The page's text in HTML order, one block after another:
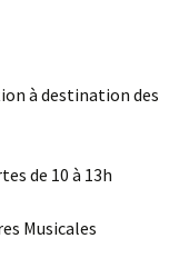
à destination des
de 10 à 13h
Musicales